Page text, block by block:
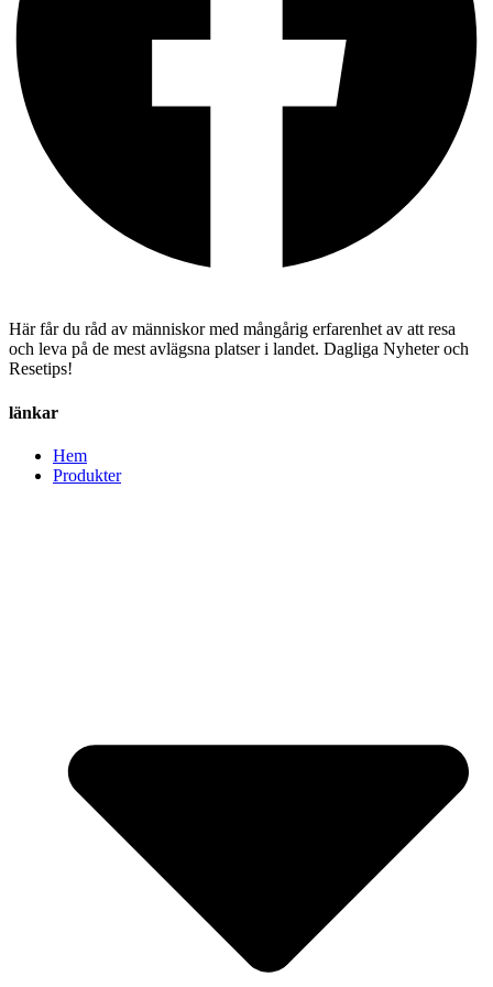
Här får du råd av människor med mångårig erfarenhet av att resa
och leva på de mest avlägsna platser i landet. Dagliga Nyheter och
Resetips!
länkar
Hem
Produkter